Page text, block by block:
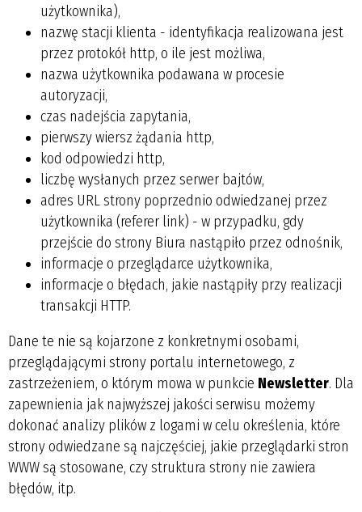
użytkownika),
nazwę stacji klienta - identyfikacja realizowana jest
przez protokół http, o ile jest możliwa,
nazwa użytkownika podawana w procesie
autoryzacji,
czas nadejścia zapytania,
pierwszy wiersz żądania http,
kod odpowiedzi http,
liczbę wysłanych przez serwer bajtów,
adres URL strony poprzednio odwiedzanej przez
użytkownika (referer link) - w przypadku, gdy
przejście do strony Biura nastąpiło przez odnośnik,
informacje o przeglądarce użytkownika,
informacje o błędach, jakie nastąpiły przy realizacji
transakcji HTTP.
Dane te nie są kojarzone z konkretnymi osobami,
przeglądającymi strony portalu internetowego, z
zastrzeżeniem, o którym mowa w punkcie Newsletter. Dla
zapewnienia jak najwyższej jakości serwisu możemy
dokonać analizy plików z logami w celu określenia, które
strony odwiedzane są najczęściej, jakie przeglądarki stron
WWW są stosowane, czy struktura strony nie zawiera
błędów, itp.